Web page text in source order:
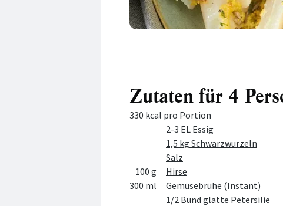
Zutaten für 4
330 kcal pro Portion
Zutat
2-3 EL Essig
1,5 kg Schwarzwurzeln
Salz
100 g
Hirse
300 ml
Gemüsebrühe (Instant)
1/2 Bund glatte Petersilie